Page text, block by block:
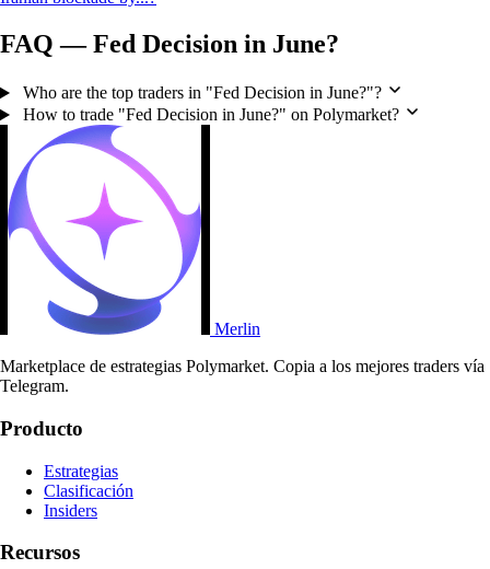
FAQ — Fed Decision in June?
Who are the top traders in "Fed Decision in June?"?
How to trade "Fed Decision in June?" on Polymarket?
Merlin
Marketplace de estrategias Polymarket. Copia a los mejores traders vía
Telegram.
Producto
Estrategias
Clasificación
Insiders
Recursos